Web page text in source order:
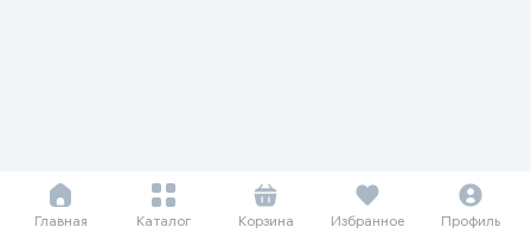
Главная Каталог Корзина Избранное Профиль